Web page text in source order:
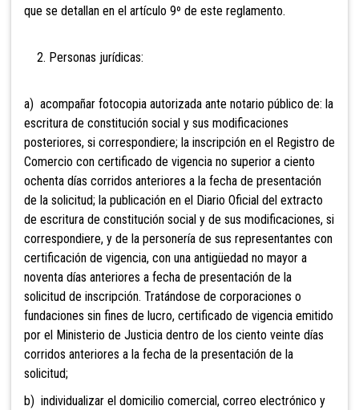
que se detallan en el artículo 9º de este reglamento.
2. Personas jurídicas:
a) acompañar fotocopia autorizada ante notario público de: la
escritura de constitución social y sus modificaciones
posteriores, si correspondiere; la inscripción en el Registro de
Comercio con certificado de vigencia no superior a ciento
ochenta días corridos anteriores a la fecha de presentación
de la solicitud; la publicación en el Diario Oficial del extracto
de escritura de constitución social y de sus modificaciones, si
correspondiere, y de la personería de sus representantes con
certificación de vigencia, con una antigüedad no mayor a
noventa días anteriores a fecha de presentación de la
solicitud de inscripción. Tratándose de corporaciones o
fundaciones sin fines de lucro, certificado de vigencia emitido
por el Ministerio de Justicia dentro de los ciento veinte días
corridos anteriores a la fecha de la presentación de la
solicitud;
b) individualizar el domicilio comercial, correo electrónico y